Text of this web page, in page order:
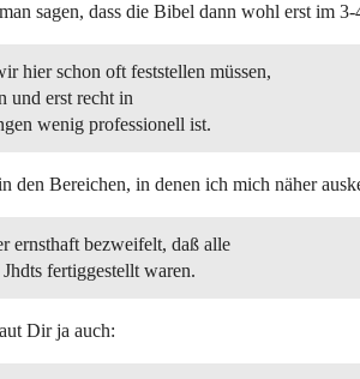
sagen, dass die Bibel dann wohl erst im 3-
hier schon oft feststellen müssen,
und erst recht in
wenig professionell ist.
den Bereichen, in denen ich mich näher
ernsthaft bezweifelt, daß alle
fertiggestellt waren.
Dir ja auch: